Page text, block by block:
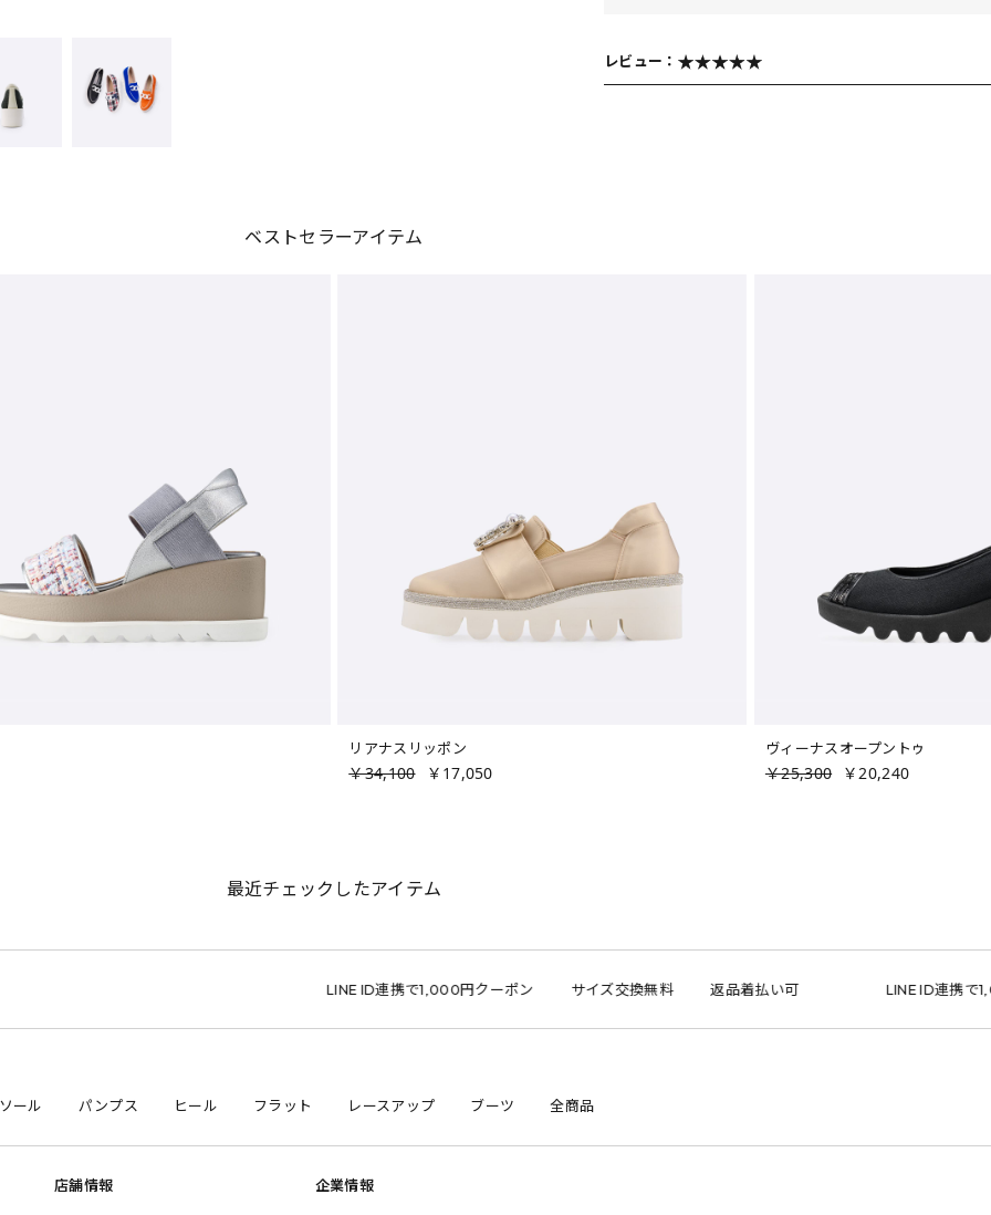
レビュー：
ベストセラーアイテム
リアナスリッポン
￥34,100 ￥17,050
ヴィーナスオープントゥ
￥25,300 ￥20,240
最近チェックしたアイテム
LINE ID連携で1,000円クーポン サイズ交換無料 返品着払い可 LINE ID連携で1,000円ク
ール パンプス ヒール フラット レースアップ ブーツ 全商品
店舗情報 企業情報